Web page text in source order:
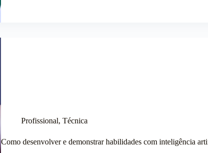
Profissional, Técnica
Como desenvolver e demonstrar habilidades com inteligência